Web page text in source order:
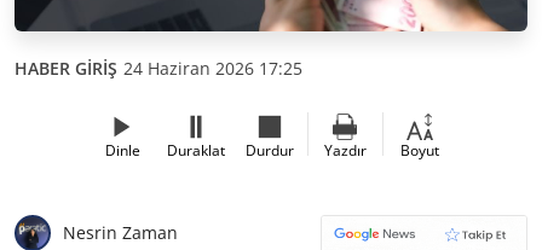
HABER GİRİŞ 24 Haziran 2026 17:25
Dinle Duraklat Durdur Yazdır Boyut
Nesrin Zaman